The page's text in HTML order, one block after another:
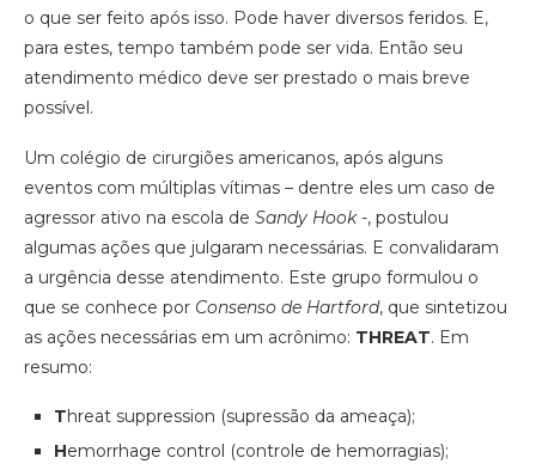
o que ser feito após isso. Pode haver diversos feridos. E,
para estes, tempo também pode ser vida. Então seu
atendimento médico deve ser prestado o mais breve
possível.
Um colégio de cirurgiões americanos, após alguns
eventos com múltiplas vítimas – dentre eles um caso de
agressor ativo na escola de Sandy Hook-, postulou
algumas ações que julgaram necessárias. E convalidaram
a urgência desse atendimento. Este grupo formulou o
que se conhece por Consenso de Hartford, que sintetizou
as ações necessárias em um acrônimo: THREAT. Em
resumo:
Threat suppression (supressão da ameaça);
Hemorrhage control (controle de hemorragias);